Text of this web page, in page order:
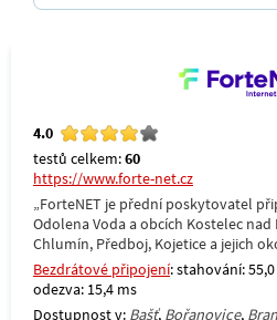
4.0
testů celkem:60
https://www.forte-net.cz
„ForteNET je přední poskytovatel
Odolena Voda a obcích Kostelec
Chlumín, Předboj, Kojetice a jejich
Bezdrátové připojení: stahování:
odezva: 15,4 ms
Dostupnost v: Bašť, Bořanovice,